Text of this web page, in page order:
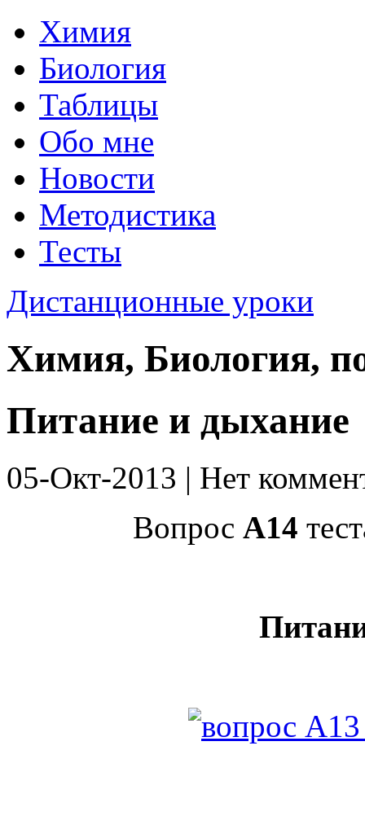
Химия
Биология
Таблицы
Обо мне
Новости
Методистика
Тесты
Дистанционные уроки
Химия, Биология,
Питание и дыхание
05-Окт-2013 | Нет
Вопрос А14